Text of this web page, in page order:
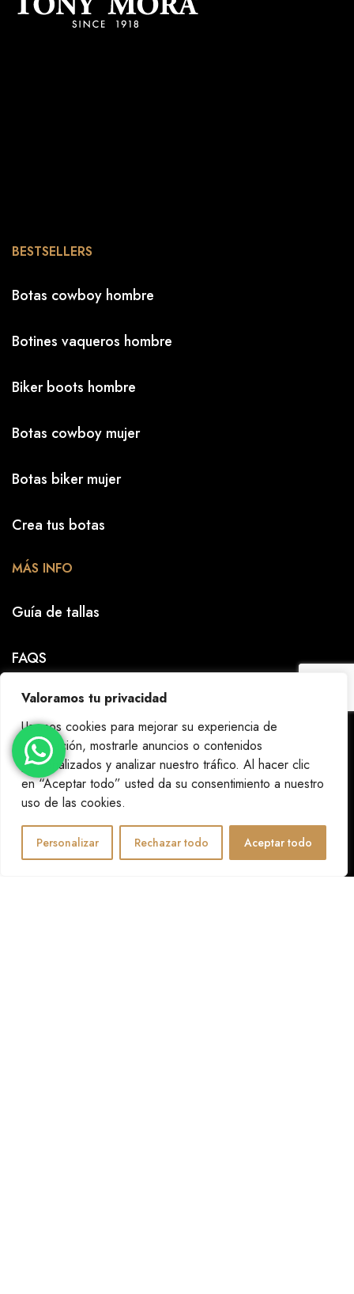
Valoramos tu privacidad
Usamos cookies para mejorar su experiencia de
navegación, mostrarle anuncios o contenidos
personalizados y analizar nuestro tráfico. Al hacer clic
en “Aceptar todo” usted da su consentimiento a nuestro
uso de las cookies.
Personalizar Rechazar todo Aceptar todo
BESTSELLERS
Botas cowboy hombre
Botines vaqueros hombre
Biker boots hombre
Botas cowboy mujer
Botas biker mujer
Crea tus botas
MÁS INFO
Guía de tallas
FAQS
Nuestra historia
CONTÁCTANOS
PRENSA
RESERVA PRIVADA
0